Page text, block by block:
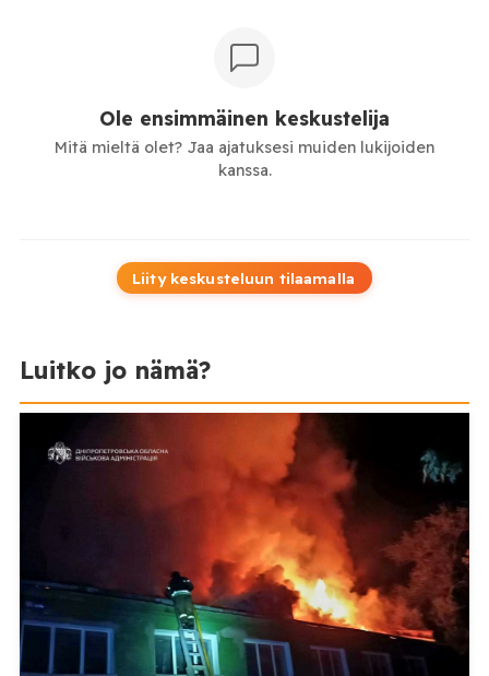
Ole ensimmäinen keskustelija
Mitä mieltä olet? Jaa ajatuksesi muiden lukijoiden
kanssa.
Liity keskusteluun tilaamalla
Luitko jo nämä?